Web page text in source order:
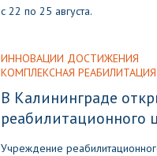
с 22 по 25 августа.
ИННОВАЦИИ ДОСТИЖЕНИЯ
КОМПЛЕКСНАЯ РЕАБИЛИТАЦИЯ
В Калининграде
реабилитационного
Учреждение